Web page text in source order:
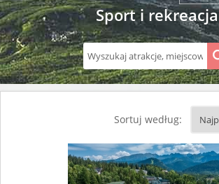
Sport i rekreacja
Sortuj według: